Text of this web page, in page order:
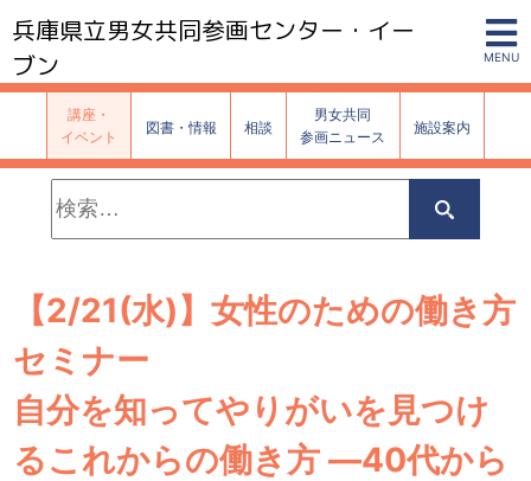
兵庫県立男女共同参画センター・イー
ブン
MENU
講座・
イベント
図書・情報 相談
男女共同
参画ニュース
施設案内
索:
検
索
【2/21(水)】女性のための働き方
セミナー
自分を知ってやりがいを見つけ
るこれからの働き方 ―40代から